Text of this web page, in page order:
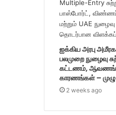
ஐக்கிய அரபு
பலமுறை நுழைவு
கட்டணம், ஆவணங்கள்,
காரணங்கள் –
2 weeks ago